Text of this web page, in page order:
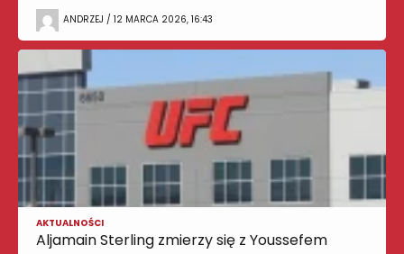
ANDRZEJ / 12 MARCA 2026, 16:43
AKTUALNOŚCI
Aljamain Sterling zmierzy się z Youssefem